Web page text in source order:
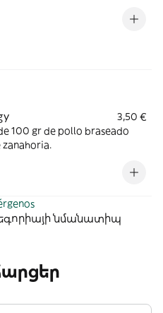
3,50 €
100 gr de pollo braseado
zanahoria.
նմանատիպ